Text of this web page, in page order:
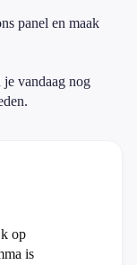
panel en maak
vandaag nog
op
is